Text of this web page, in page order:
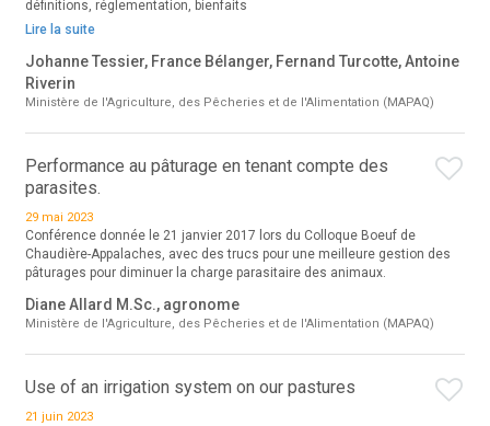
définitions, réglementation, bienfaits
Lire la suite
Johanne Tessier, France Bélanger, Fernand Turcotte, Antoine
Riverin
Ministère de l'Agriculture, des Pêcheries et de l'Alimentation (MAPAQ)
Performance au pâturage en tenant compte des
parasites.
29 mai 2023
Conférence donnée le 21 janvier 2017 lors du Colloque Boeuf de
Chaudière-Appalaches, avec des trucs pour une meilleure gestion des
pâturages pour diminuer la charge parasitaire des animaux.
Diane Allard M.Sc., agronome
Ministère de l'Agriculture, des Pêcheries et de l'Alimentation (MAPAQ)
Use of an irrigation system on our pastures
21 juin 2023